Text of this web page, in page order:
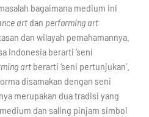
bagaimana medium ini
art dan performing art
dan wilayah pemahamannya.
Indonesia berarti ‘seni
art berarti ‘seni pertunjukan’.
disamakan dengan seni
merupakan dua tradisi yang
dan saling pinjam simbol